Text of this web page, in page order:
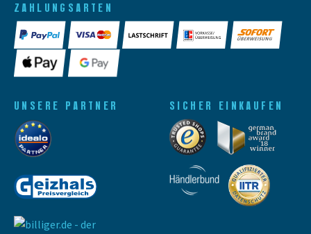
ZAHLUNGSARTEN
UNSERE PARTNER SICHER EINKAUFEN